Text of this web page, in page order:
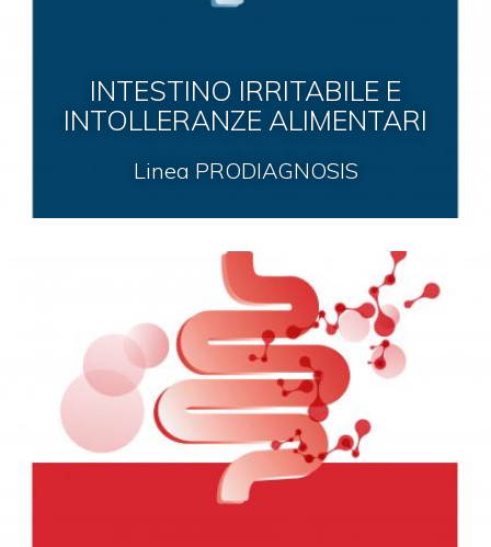
INTESTINO IRRITABILE E
INTOLLERANZE ALIMENTARI
Linea PRODIAGNOSIS